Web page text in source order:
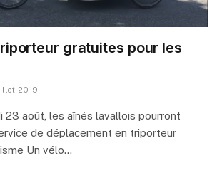
gratuites pour les
2019
23 août, les aînés lavallois pourront
de déplacement en triporteur
Un vélo…